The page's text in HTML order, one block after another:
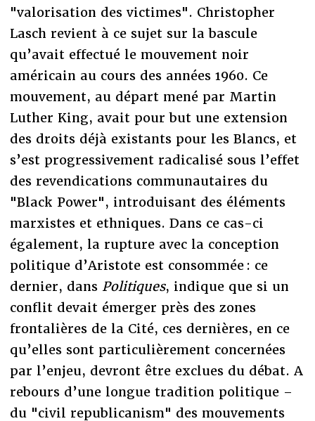
"valorisation des victimes". Christopher
Lasch revient à ce sujet sur la bascule
qu’avait effectué le mouvement noir
américain au cours des années 1960. Ce
mouvement, au départ mené par Martin
Luther King, avait pour but une extension
des droits déjà existants pour les Blancs, et
s’est progressivement radicalisé sous l’effet
des revendications communautaires du
"Black Power", introduisant des éléments
marxistes et ethniques. Dans ce cas-ci
également, la rupture avec la conception
politique d’Aristote est consommée : ce
dernier, dans Politiques, indique que si un
conflit devait émerger près des zones
frontalières de la Cité, ces dernières, en ce
qu’elles sont particulièrement concernées
par l’enjeu, devront être exclues du débat. A
rebours d’une longue tradition politique –
du "civil republicanism" des mouvements